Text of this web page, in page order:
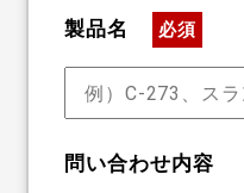
製品名 必須
問い合わせ内容